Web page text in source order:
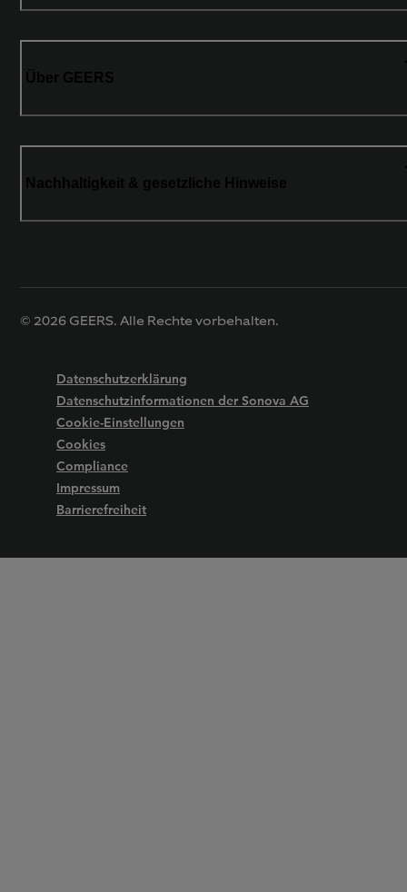
© 2026 GEERS. Alle Rechte vorbehalten.
Datenschutzerklärung
Datenschutzinformationen der Sonova AG
Cookie-Einstellungen
Cookies
Compliance
Impressum
Barrierefreiheit